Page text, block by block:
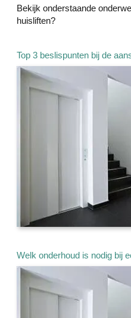
Bekijk onderstaande
huisliften?
Top 3 beslispunten bij de
Welk onderhoud is nodig bij